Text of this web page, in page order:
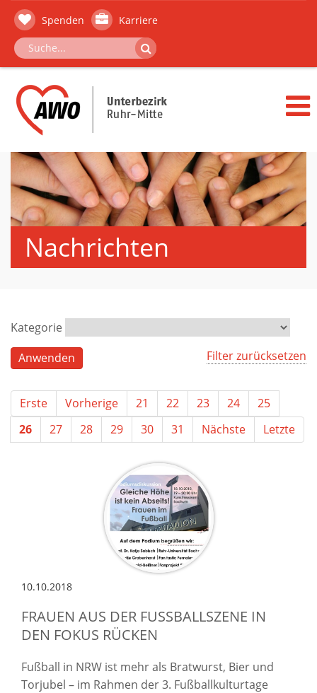
Spenden Karriere
Nachrichten
Kategorie
Filter zurücksetzen
Erste Vorherige 21 22 23 24
25
26
27 28 29 30 31 Nächste Letzte
10.10.2018
FRAUEN AUS DER FUSSBALLSZENE IN D
EN FOKUS RÜCKEN
Fußball in NRW ist mehr als Bratwurst, Bier und
Torjubel – im Rahmen der 3. Fußballkulturtage